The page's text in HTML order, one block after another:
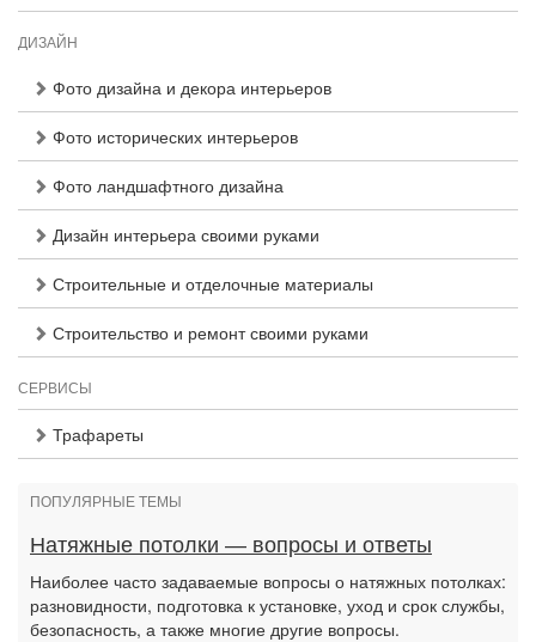
ДИЗАЙН
Фото дизайна и декора интерьеров
Фото исторических интерьеров
Фото ландшафтного дизайна
Дизайн интерьера своими руками
Строительные и отделочные материалы
Строительство и ремонт своими руками
СЕРВИСЫ
Трафареты
ПОПУЛЯРНЫЕ ТЕМЫ
Натяжные потолки — вопросы и ответы
Наиболее часто задаваемые вопросы о натяжных потолках:
разновидности, подготовка к установке, уход и срок службы,
безопасность, а также многие другие вопросы.